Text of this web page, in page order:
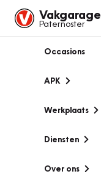
Vakgarage
Paternoster
Occasions
APK
Werkplaats
Diensten
Over ons